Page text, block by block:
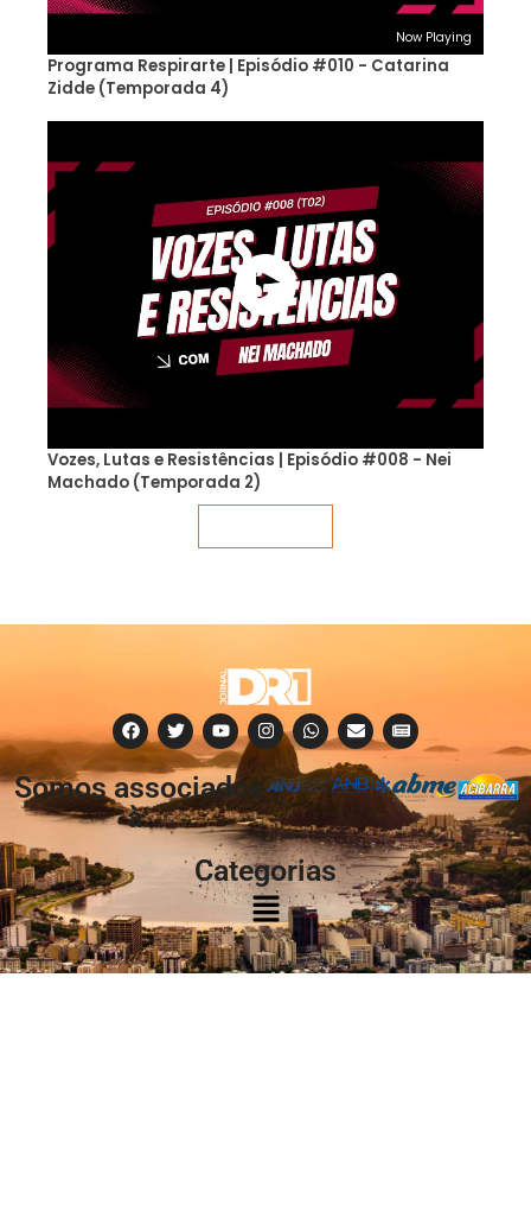
Now Playing
Programa Respirarte | Episódio #010 - Catarina
Zidde (Temporada 4)
Vozes, Lutas e Resistências | Episódio #008 - Nei
Machado (Temporada 2)
Somos associados
à:
Categorias